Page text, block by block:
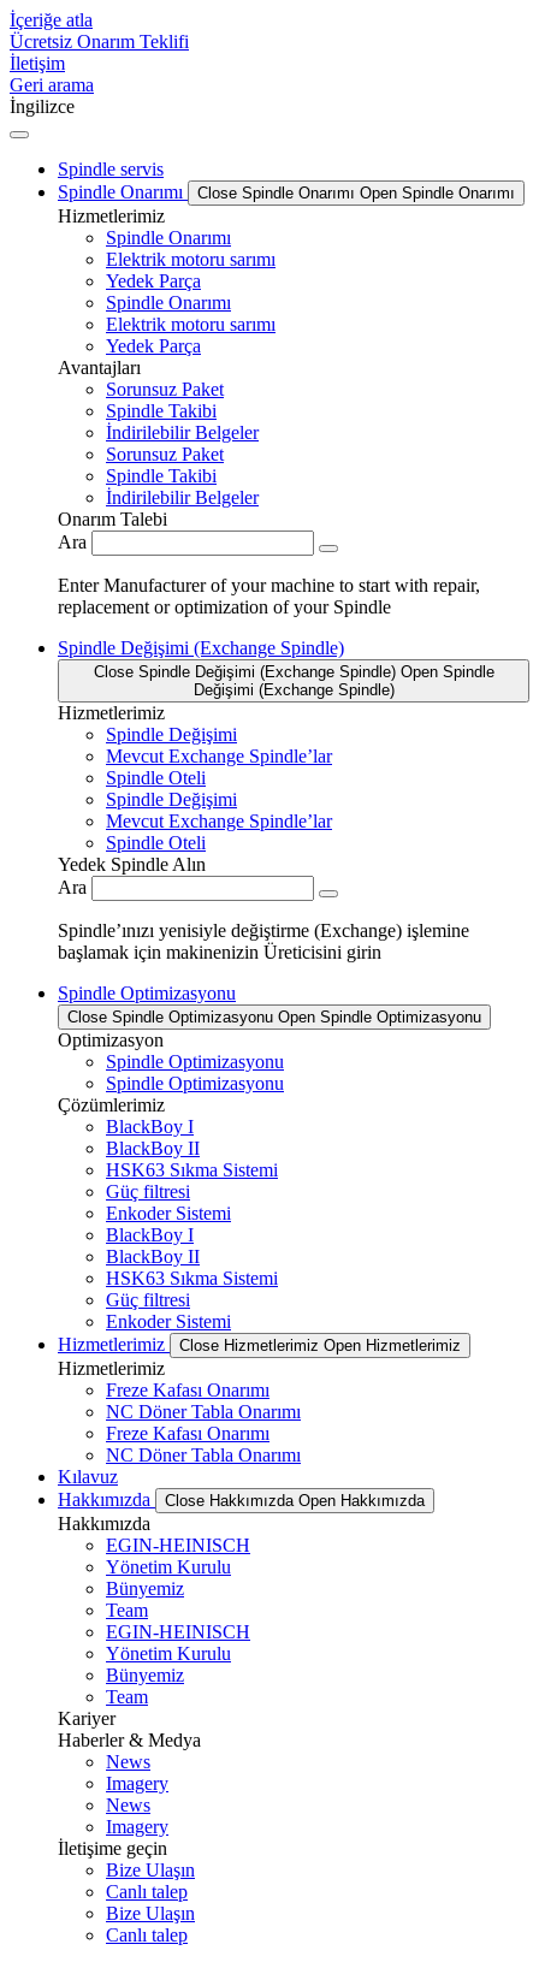
İçeriğe atla
Ücretsiz Onarım Teklifi
İletişim
Geri arama
İngilizce
Spindle servis
Spindle Onarımı
Close Spindle Onarımı Open Spindle Onarımı
Hizmetlerimiz
Spindle Onarımı
Elektrik motoru sarımı
Yedek Parça
Spindle Onarımı
Elektrik motoru sarımı
Yedek Parça
Avantajları
Sorunsuz Paket
Spindle Takibi
İndirilebilir Belgeler
Sorunsuz Paket
Spindle Takibi
İndirilebilir Belgeler
Onarım Talebi
Ara
Enter Manufacturer of your machine to start with repair,
replacement or optimization of your Spindle
Spindle Değişimi (Exchange Spindle)
Close Spindle Değişimi (Exchange Spindle) Open Spindle
Değişimi (Exchange Spindle)
Hizmetlerimiz
Spindle Değişimi
Mevcut Exchange Spindle’lar
Spindle Oteli
Spindle Değişimi
Mevcut Exchange Spindle’lar
Spindle Oteli
Yedek Spindle Alın
Ara
Spindle’ınızı yenisiyle değiştirme (Exchange) işlemine
başlamak için makinenizin Üreticisini girin
Spindle Optimizasyonu
Close Spindle Optimizasyonu Open Spindle Optimizasyonu
Optimizasyon
Spindle Optimizasyonu
Spindle Optimizasyonu
Çözümlerimiz
BlackBoy I
BlackBoy II
HSK63 Sıkma Sistemi
Güç filtresi
Enkoder Sistemi
BlackBoy I
BlackBoy II
HSK63 Sıkma Sistemi
Güç filtresi
Enkoder Sistemi
Hizmetlerimiz
Close Hizmetlerimiz Open Hizmetlerimiz
Hizmetlerimiz
Freze Kafası Onarımı
NC Döner Tabla Onarımı
Freze Kafası Onarımı
NC Döner Tabla Onarımı
Kılavuz
Hakkımızda
Close Hakkımızda Open Hakkımızda
Hakkımızda
EGIN-HEINISCH
Yönetim Kurulu
Bünyemiz
Team
EGIN-HEINISCH
Yönetim Kurulu
Bünyemiz
Team
Kariyer
Haberler & Medya
News
Imagery
News
Imagery
İletişime geçin
Bize Ulaşın
Canlı talep
Bize Ulaşın
Canlı talep